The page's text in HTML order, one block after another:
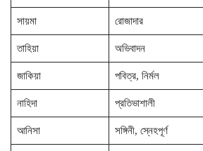
সায়মা রোজাদার
তাহিয়া অভিবাদন
জাকিয়া পবিত্র, নির্মল
নাহিদা প্রতিভাশালী
আনিসা সঙ্গিনী, স্নেহপূর্ণ